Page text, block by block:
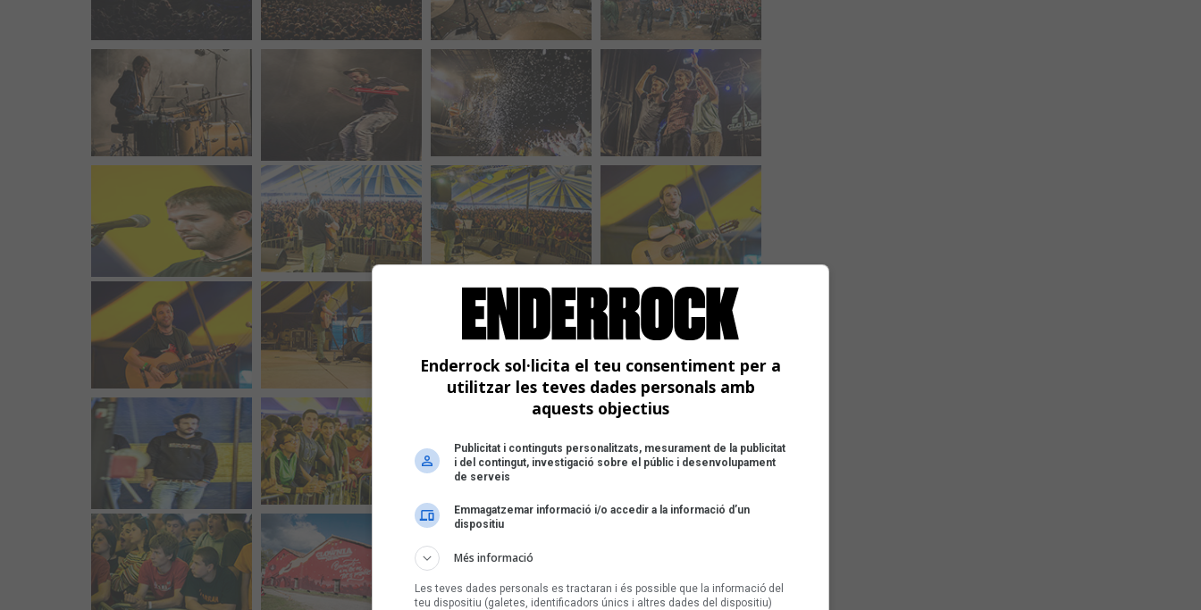
Enderrock sol·licita el teu consentiment per a
utilitzar les teves dades personals amb
aquests objectius
Publicitat i continguts personalitzats, mesurament de la publicitat
i del contingut, investigació sobre el públic i desenvolupament
de serveis
Emmagatzemar informació i/o accedir a la informació d’un
dispositiu
Més informació
Les teves dades personals es tractaran i és possible que la informació del
teu dispositiu (galetes, identificadors únics i altres dades del dispositiu)